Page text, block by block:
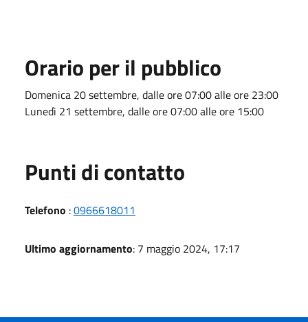
Orario per il pubblico
Domenica 20 settembre, dalle ore 07:00 alle ore 23:00
Lunedì 21 settembre, dalle ore 07:00 alle ore 15:00
Punti di contatto
Telefono :0966618011
Ultimo aggiornamento: 7 maggio 2024, 17:17